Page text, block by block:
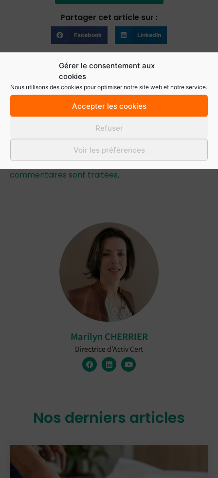
Gérer le consentement aux
cookies
Nous utilisons des cookies pour optimiser notre site web et notre service.
Accepter les cookies
Refuser
Voir les préférences
Marilyn CHERRIER
Directrice d'Activ Cert
Partager cet article sur :
Facebook LinkedIn
Laisser un commentaire
Vous devezvous connecterpour publier un
Ce site utilise Akismet pour réduire les indésirables.
En savoir plus sur la façon dont les données de vos
commentaires sont traitées.
Nos derniers articles